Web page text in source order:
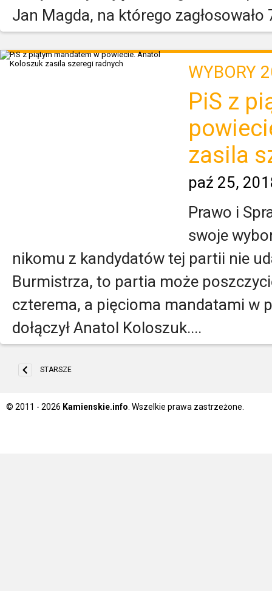
Jan Magda, na którego
WYBORY
PiS z
zasila
paź 25,
Prawo i
swoje
nikomu z kandydatów tej partii nie
Burmistrza, to partia może
czterema, a pięcioma mandatami w
dołączył Anatol Koloszuk....
STARSZE
© 2011 - 2026 Kamienskie.info . Wszelkie prawa zastrzeżone.